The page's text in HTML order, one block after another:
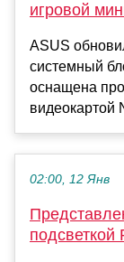
игровой
ASUS
системный
оснащена
видеокартой
02:00, 12 Янв
подсветкой